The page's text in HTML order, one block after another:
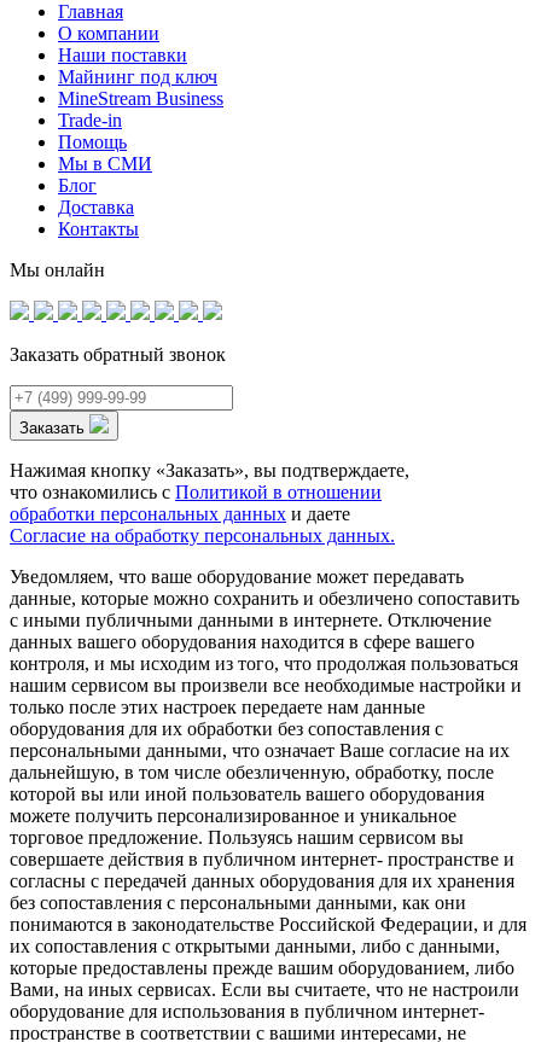
Главная
О компании
Наши поставки
Майнинг под ключ
MineStream Business
Trade-in
Помощь
Мы в СМИ
Блог
Доставка
Контакты
Мы онлайн
Заказать обратный звонок
Заказать
Нажимая кнопку «Заказать», вы подтверждаете,
что ознакомились с Политикой в отношении
обработки персональных данных и даете
Согласие на обработку персональных данных.
Уведомляем, что ваше оборудование может передавать
данные, которые можно сохранить и обезличено сопоставить
с иными публичными данными в интернете. Отключение
данных вашего оборудования находится в сфере вашего
контроля, и мы исходим из того, что продолжая пользоваться
нашим сервисом вы произвели все необходимые настройки и
только после этих настроек передаете нам данные
оборудования для их обработки без сопоставления с
персональными данными, что означает Ваше согласие на их
дальнейшую, в том числе обезличенную, обработку, после
которой вы или иной пользователь вашего оборудования
можете получить персонализированное и уникальное
торговое предложение. Пользуясь нашим сервисом вы
совершаете действия в публичном интернет- пространстве и
согласны с передачей данных оборудования для их хранения
без сопоставления с персональными данными, как они
понимаются в законодательстве Российской Федерации, и для
их сопоставления с открытыми данными, либо с данными,
которые предоставлены прежде вашим оборудованием, либо
Вами, на иных сервисах. Если вы считаете, что не настроили
оборудование для использования в публичном интернет-
пространстве в соответствии с вашими интересами, не